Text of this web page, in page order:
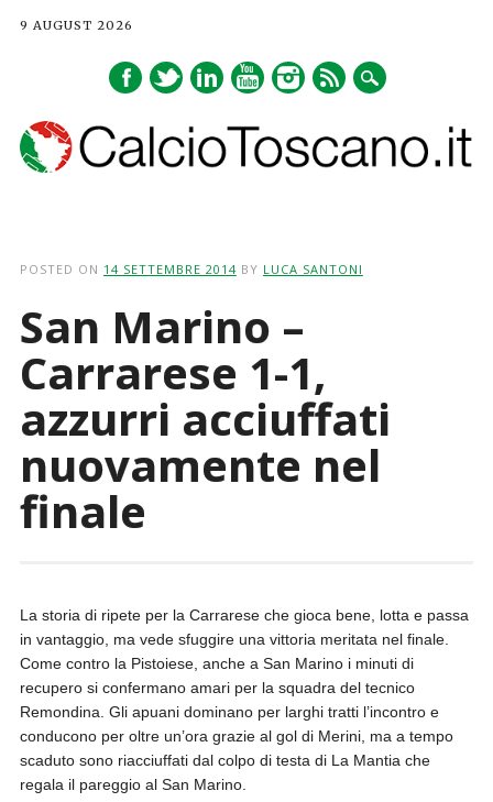
9 AUGUST 2026
POSTED ON 14 SETTEMBRE 2014 BY LUCA SANTONI
San Marino –
Carrarese 1-1,
azzurri acciuffati
nuovamente nel
finale
La storia di ripete per la Carrarese che gioca bene, lotta e passa
in vantaggio, ma vede sfuggire una vittoria meritata nel finale.
Come contro la Pistoiese, anche a San Marino i minuti di
recupero si confermano amari per la squadra del tecnico
Remondina. Gli apuani dominano per larghi tratti l’incontro e
conducono per oltre un’ora grazie al gol di Merini, ma a tempo
scaduto sono riacciuffati dal colpo di testa di La Mantia che
regala il pareggio al San Marino.